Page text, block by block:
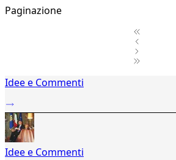
Paginazione
2Idee e Commenti
Idee e Commenti